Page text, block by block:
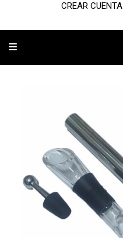
CREAR CUENTA